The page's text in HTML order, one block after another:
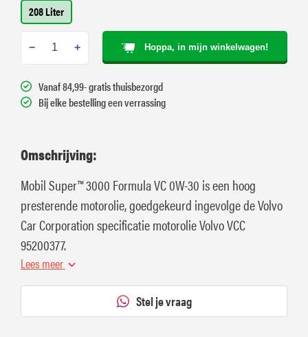
208 Liter
− + Hoppa, in mijn winkelwagen!
Vanaf 84,99- gratis thuisbezorgd
Bij elke bestelling een verrassing
Omschrijving:
Mobil Super™ 3000 Formula VC 0W-30 is een hoog
presterende motorolie, goedgekeurd ingevolge de Volvo
Car Corporation specificatie motorolie Volvo VCC
95200377.
Lees meer
Stel je vraag